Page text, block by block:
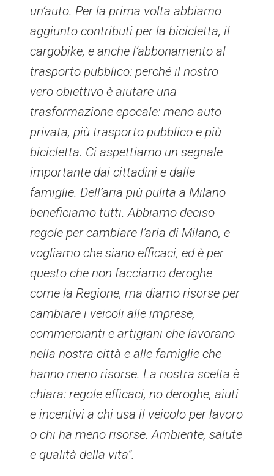
un’auto. Per la prima volta abbiamo
aggiunto contributi per la bicicletta, il
cargobike, e anche l’abbonamento al
trasporto pubblico: perché il nostro
vero obiettivo è aiutare una
trasformazione epocale: meno auto
privata, più trasporto pubblico e più
bicicletta. Ci aspettiamo un segnale
importante dai cittadini e dalle
famiglie. Dell’aria più pulita a Milano
beneficiamo tutti. Abbiamo deciso
regole per cambiare l’aria di Milano, e
vogliamo che siano efficaci, ed è per
questo che non facciamo deroghe
come la Regione, ma diamo risorse per
cambiare i veicoli alle imprese,
commercianti e artigiani che lavorano
nella nostra città e alle famiglie che
hanno meno risorse. La nostra scelta è
chiara: regole efficaci, no deroghe, aiuti
e incentivi a chi usa il veicolo per lavoro
o chi ha meno risorse. Ambiente, salute
e qualità della vita”.